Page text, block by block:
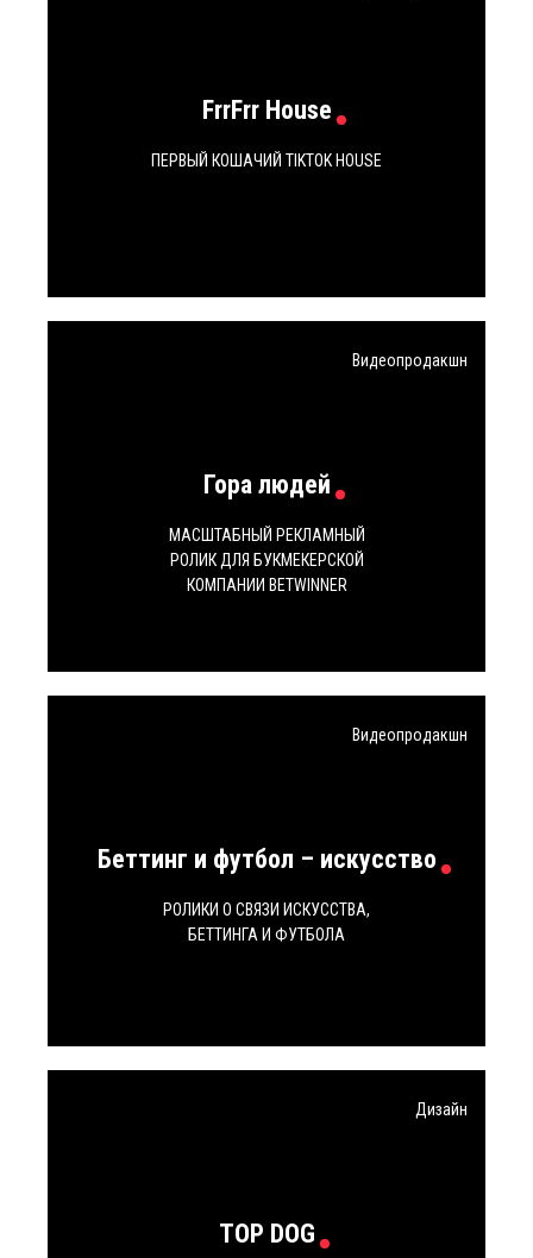
FrrFrr House
ПЕРВЫЙ КОШАЧИЙ TIKTOK HOUSE
Гора людей
МАСШТАБНЫЙ РЕКЛАМНЫЙ
РОЛИК ДЛЯ БУКМЕКЕРСКОЙ
КОМПАНИИ BETWINNER
Видеопродакшн
Беттинг и футбол – искусство
РОЛИКИ О СВЯЗИ ИСКУССТВА,
БЕТТИНГА И ФУТБОЛА
Видеопродакшн
TOP DOG
Дизайн